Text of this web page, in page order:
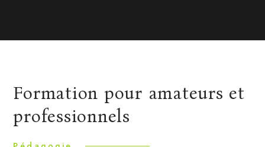
Formation pour amateurs et
professionnels